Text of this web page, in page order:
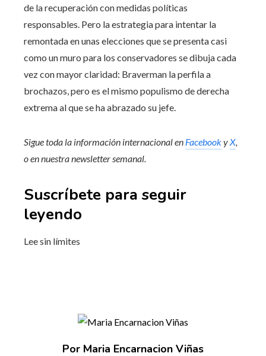
de la recuperación con medidas políticas
responsables. Pero la estrategia para intentar la
remontada en unas elecciones que se presenta casi
como un muro para los conservadores se dibuja cada
vez con mayor claridad: Braverman la perfila a
brochazos, pero es el mismo populismo de derecha
extrema al que se ha abrazado su jefe.
Sigue toda la información internacional en FacebookyX,
o ennuestra newsletter semanal.
Suscríbete para seguir
leyendo
Lee sin límites
Por Maria Encarnacion Viñas